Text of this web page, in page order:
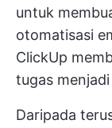
untuk
otomatisasi
ClickUp
tugas
Daripada